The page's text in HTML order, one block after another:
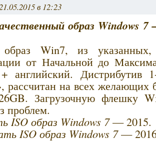
в 12:23
образ Windows 7
Win7, из указанных,
от Начальной до
английский. Дистрибутив
рассчитан на всех желающих
Загрузочную флешку
проблем.
ISO образ Windows 7— 2015.
ISO образ Windows 7—